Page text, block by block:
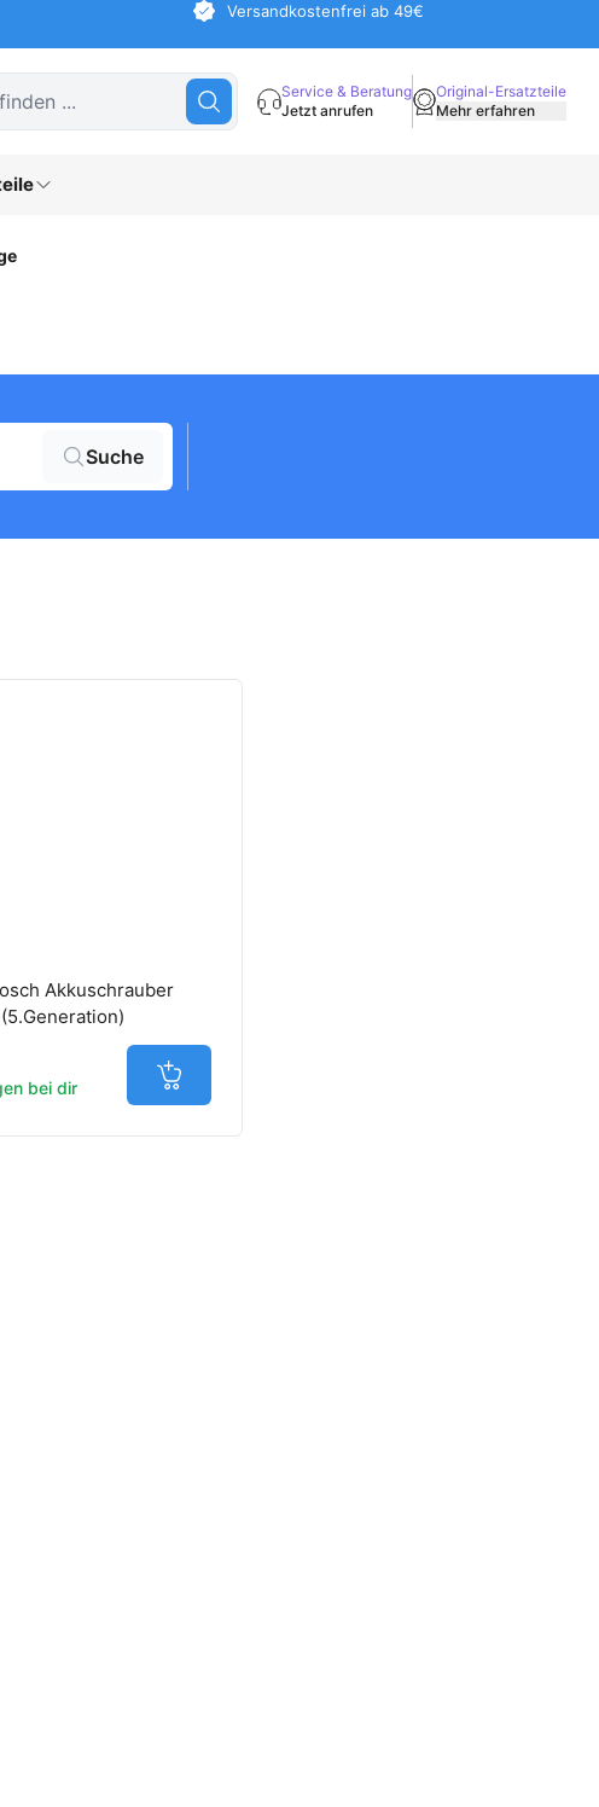
Versandkostenfrei ab 49€
Service & Beratung
Jetzt anrufen
Original-Ersatzteile
Mehr erfahren
Suche
Akkuschrauber
bei dir Jetzt in den Warenkorb